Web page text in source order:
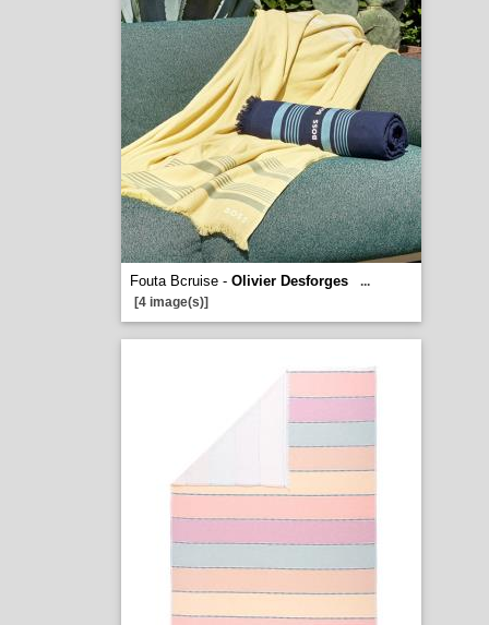
Fouta Bcruise - Olivier Desforges
...
[4 image(s)]